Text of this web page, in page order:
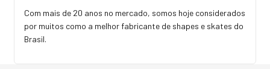
Com mais de 20 anos no mercado, somos hoje considerados
por muitos como a melhor fabricante de shapes e skates do
Brasil.